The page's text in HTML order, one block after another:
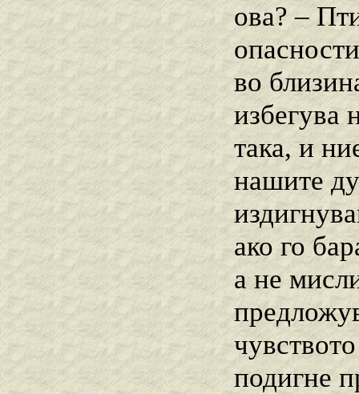
ова? –
во
избегува
така, и
нашите
ако го
а не
подигне